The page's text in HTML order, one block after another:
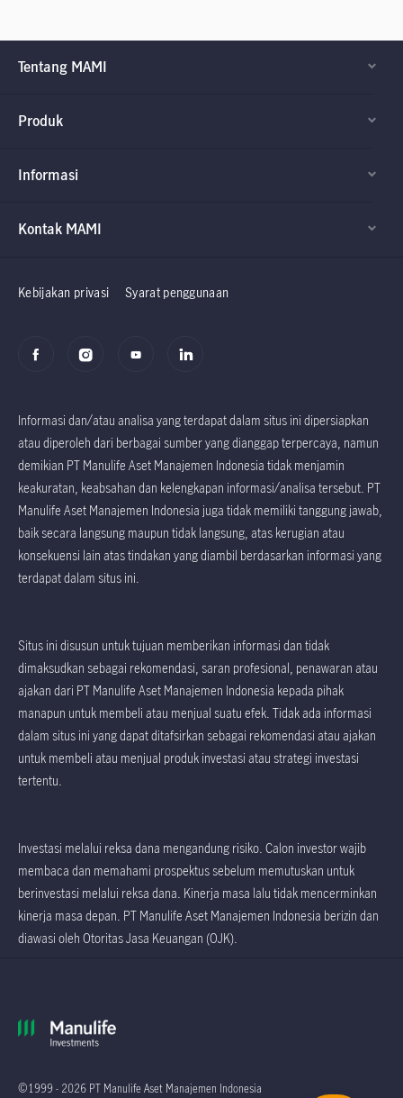
Tentang MAMI
Produk
Informasi
Factsheet dan
Kontak MAMI
Kebijakan privasi Syarat penggunaan
Informasi dan/atau analisa yang terdapat dalam situs ini dipersiapkan
atau diperoleh dari berbagai sumber yang dianggap terpercaya, namun
demikian PT Manulife Aset Manajemen Indonesia tidak menjamin
keakuratan, keabsahan dan kelengkapan informasi/analisa tersebut. PT
Manulife Aset Manajemen Indonesia juga tidak memiliki tanggung jawab,
baik secara langsung maupun tidak langsung, atas kerugian atau
konsekuensi lain atas tindakan yang diambil berdasarkan informasi yang
terdapat dalam situs ini.
Situs ini disusun untuk tujuan memberikan informasi dan tidak
dimaksudkan sebagai rekomendasi, saran profesional, penawaran atau
ajakan dari PT Manulife Aset Manajemen Indonesia kepada pihak
manapun untuk membeli atau menjual suatu efek. Tidak ada informasi
dalam situs ini yang dapat ditafsirkan sebagai rekomendasi atau ajakan
untuk membeli atau menjual produk investasi atau strategi investasi
tertentu.
Investasi melalui reksa dana mengandung risiko. Calon investor wajib
membaca dan memahami prospektus sebelum memutuskan untuk
berinvestasi melalui reksa dana. Kinerja masa lalu tidak mencerminkan
kinerja masa depan. PT Manulife Aset Manajemen Indonesia berizin dan
diawasi oleh Otoritas Jasa Keuangan (OJK).
©1999 - 2026 PT Manulife Aset Manajemen Indonesia